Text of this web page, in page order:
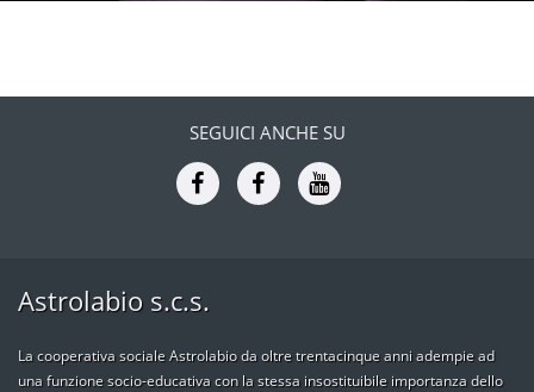
SEGUICI ANCHE SU
Astrolabio s.c.s.
La cooperativa sociale Astrolabio da oltre trentacinque anni adempie ad
una funzione socio-educativa con la stessa insostituibile importanza dello